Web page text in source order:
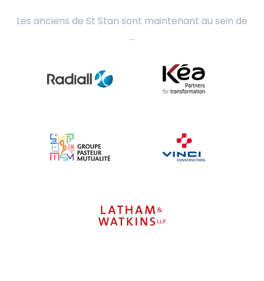
Les anciens de St Stan sont maintenant au sein de
...